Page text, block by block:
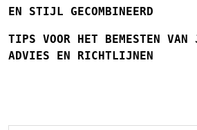
EN STIJL GECOMBINEERD
TIPS VOOR HET BEMESTEN VAN
ADVIES EN RICHTLIJNEN